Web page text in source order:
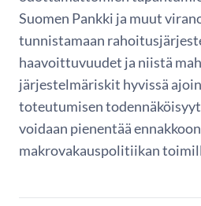
Suomen Pankki ja muut
tunnistamaan
haavoittuvuudet ja niistä
järjestelmäriskit hyvissä
toteutumisen
voidaan pienentää
makrovakauspolitiikan